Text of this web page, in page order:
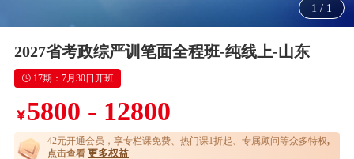
1 / 1
2027省考政综严训笔面全程班-纯线上-山东
17期：7月30日开班
￥5800 - 12800
42元开通会员，享专栏课免费、热门课1折起、专属顾问等众多特权,
点击查看 更多权益